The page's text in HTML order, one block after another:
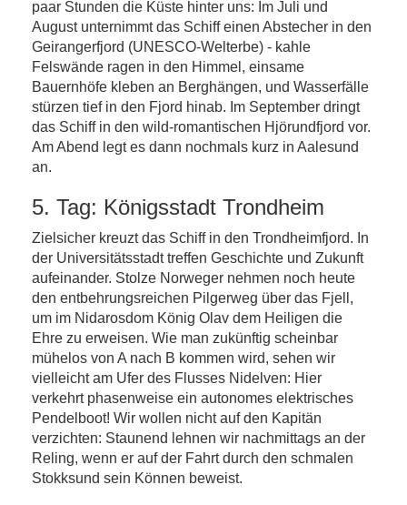
paar Stunden die Küste hinter uns: Im Juli und
August unternimmt das Schiff einen Abstecher in den
Geirangerfjord (UNESCO-Welterbe) - kahle
Felswände ragen in den Himmel, einsame
Bauernhöfe kleben an Berghängen, und Wasserfälle
stürzen tief in den Fjord hinab. Im September dringt
das Schiff in den wild-romantischen Hjörundfjord vor.
Am Abend legt es dann nochmals kurz in Aalesund
an.
5. Tag: Königsstadt Trondheim
Zielsicher kreuzt das Schiff in den Trondheimfjord. In
der Universitätsstadt treffen Geschichte und Zukunft
aufeinander. Stolze Norweger nehmen noch heute
den entbehrungsreichen Pilgerweg über das Fjell,
um im Nidarosdom König Olav dem Heiligen die
Ehre zu erweisen. Wie man zukünftig scheinbar
mühelos von A nach B kommen wird, sehen wir
vielleicht am Ufer des Flusses Nidelven: Hier
verkehrt phasenweise ein autonomes elektrisches
Pendelboot! Wir wollen nicht auf den Kapitän
verzichten: Staunend lehnen wir nachmittags an der
Reling, wenn er auf der Fahrt durch den schmalen
Stokksund sein Können beweist.